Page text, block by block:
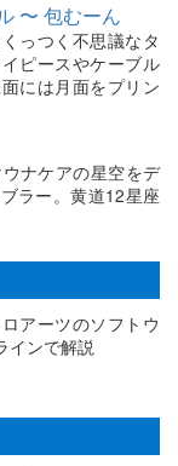
〜 包むーん
っつく不思議なタ
ピースやケーブル
には月面をプリン
ナケアの星空をデ
ラー。黄道12星座
アーツのソフトウ
インで解説